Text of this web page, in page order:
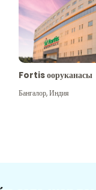
Fortis ооруканасы
Бангалор,Индия